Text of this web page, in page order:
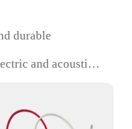
durable
and acoustic
guitar
signal